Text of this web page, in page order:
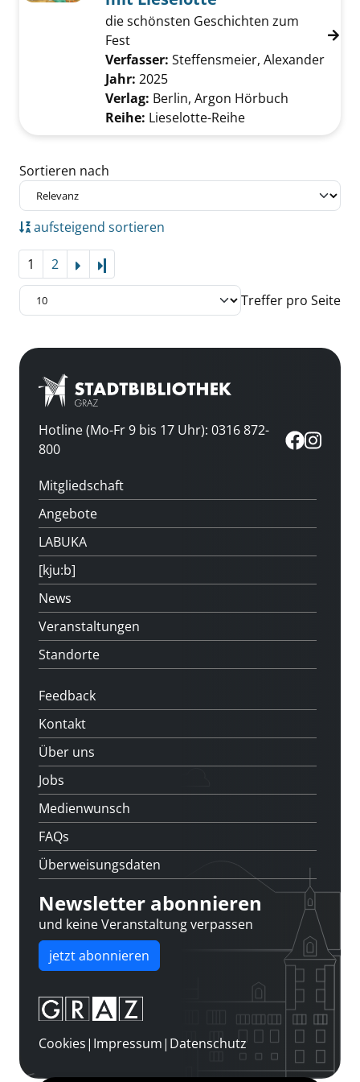
die schönsten Geschichten zum
Fest
Verfasser: Steffensmeier, Alexander
Jahr: 2025
Verlag: Berlin, Argon Hörbuch
Reihe: Lieselotte-Reihe
Zu den Suchfiltern springen
Sortieren nach
aufsteigend sortieren
1 2
Treffer pro Seite
Hotline (Mo-Fr 9 bis 17 Uhr): 0316 872-
800
Mitgliedschaft
Angebote
LABUKA
[kju:b]
News
Veranstaltungen
Standorte
Feedback
Kontakt
Über uns
Jobs
Medienwunsch
FAQs
Überweisungsdaten
Newsletter abonnieren
und keine Veranstaltung verpassen
jetzt abonnieren
Cookies| Impressum| Datenschutz